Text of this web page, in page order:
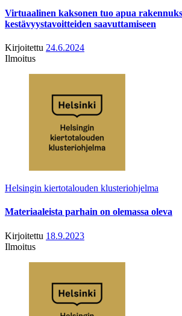
Virtuaalinen kaksonen tuo apua
kestävyystavoitteiden saavuttamiseen
Kirjoitettu 24.6.2024
Ilmoitus
Helsingin kiertotalouden klusteriohjelma
Materiaaleista parhain on olemassa oleva
Kirjoitettu 18.9.2023
Ilmoitus